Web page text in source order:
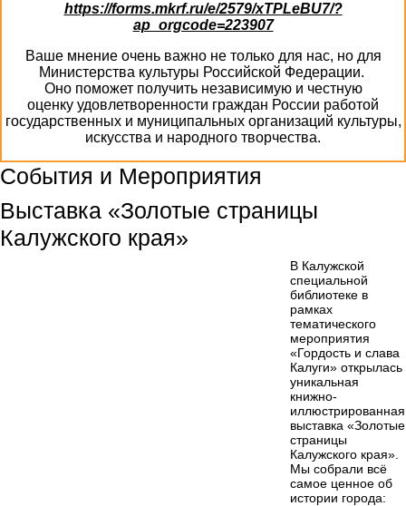
https://forms.mkrf.ru/e/2579/xTPLeBU7/?
ap_orgcode=223907
Ваше мнение очень важно не только для нас, но для
Министерства культуры Российской Федерации.
Оно поможет получить независимую и честную
оценку удовлетворенности граждан России работой
государственных и муниципальных организаций культуры,
искусства и народного творчества.
События и Мероприятия
Выставка «Золотые страницы
Калужского края»
В Калужской
специальной
библиотеке в
рамках
тематического
мероприятия
«Гордость и слава
Калуги» открылась
уникальная
книжно-
иллюстрированная
выставка «Золотые
страницы
Калужского края».
Мы собрали всё
самое ценное об
истории города: